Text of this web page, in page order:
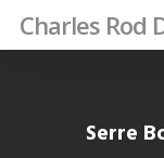
Charles Rod
Serre